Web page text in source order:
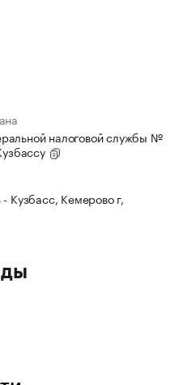
налоговой службы №
Кузбасс, Кемерово г,